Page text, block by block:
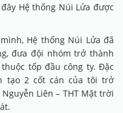
Hệ thống Núi Lửa được
Hệ thống Núi Lửa đã
đưa đội nhóm trở thành
tốp đầu công ty. Đặc
tạo 2 cốt cán của tôi trở
Liên – THT Mặt trời